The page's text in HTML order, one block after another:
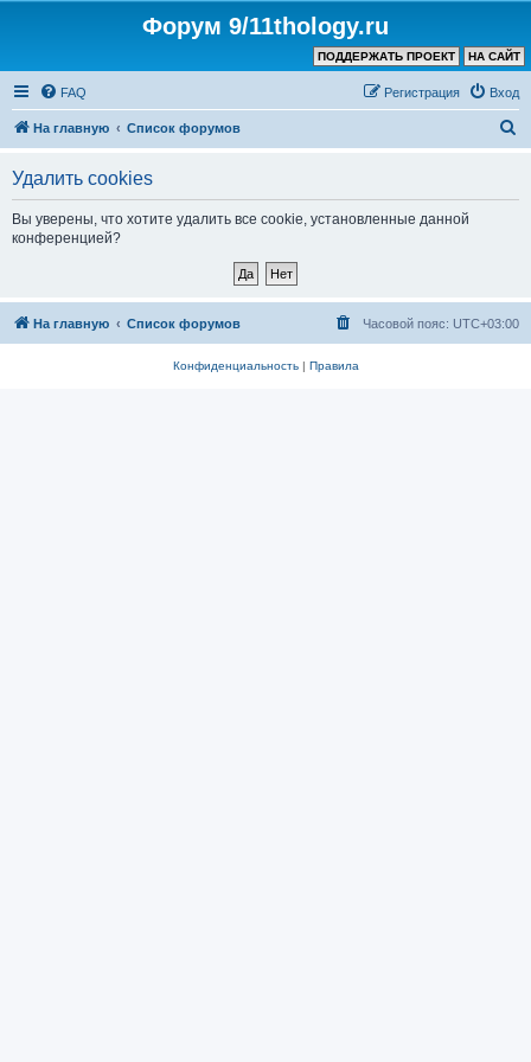
Форум 9/11thology.ru
НА САЙТ
ПОДДЕРЖАТЬ ПРОЕКТ
FAQ Вход
Регистрация
На главную Список форумов
Удалить cookies
Вы уверены, что хотите удалить все cookie, установленные данной
конференцией?
На главную Список форумов Часовой пояс: UTC+03:00
Конфиденциальность| Правила